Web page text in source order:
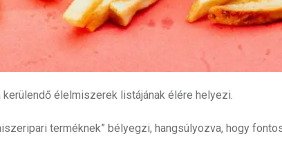
élelmiszerek listájának élére helyezi.
terméknek” bélyegzi, hangsúlyozva, hogy